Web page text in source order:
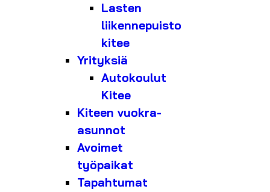
Lasten
liikennepuisto
kitee
Yrityksiä
Autokoulut
Kitee
Kiteen vuokra-
asunnot
Avoimet
työpaikat
Tapahtumat